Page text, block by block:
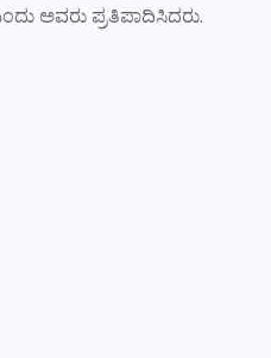
ಅವರು ಪ್ರತಿಪಾದಿಸಿದರು.